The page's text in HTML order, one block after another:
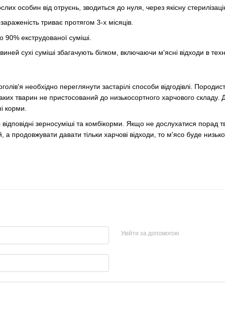
особин від отруєнь, зводиться до нуля, через якісну
триває протягом 3-х місяців.
екструдованої суміші.
сухі суміші збагачують білком, включаючи м'ясні відходи в
необхідно переглянути застарілі способи відгодівлі.
тварин не пристосований до низькосортного харчового
корми.
зерносуміші та комбікорми. Якщо не дослухатися порад
продовжувати давати тільки харчові відходи, то м'ясо буде
Увійти за допомогою